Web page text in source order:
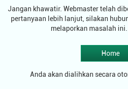
Jangan khawatir. Webmaster telah
pertanyaan lebih lanjut, silakan
melaporkan masalah
Home
Anda akan dialihkan secara